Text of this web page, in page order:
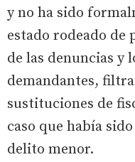
y no ha sido
estado rodeado de
de las denuncias y
demandantes,
sustituciones de
caso que había
delito menor.